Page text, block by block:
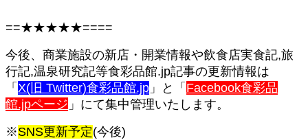
==★★★★★====
今後、商業施設の新店・開業情報や飲食店実食記,旅
行記,温泉研究記等食彩品館.jp記事の更新情報は
「 X(旧 Twitter)食彩品館.jp 」と「 Facebook食彩品
館.jpページ 」にて集中管理いたします。
※SNS更新予定(今後)